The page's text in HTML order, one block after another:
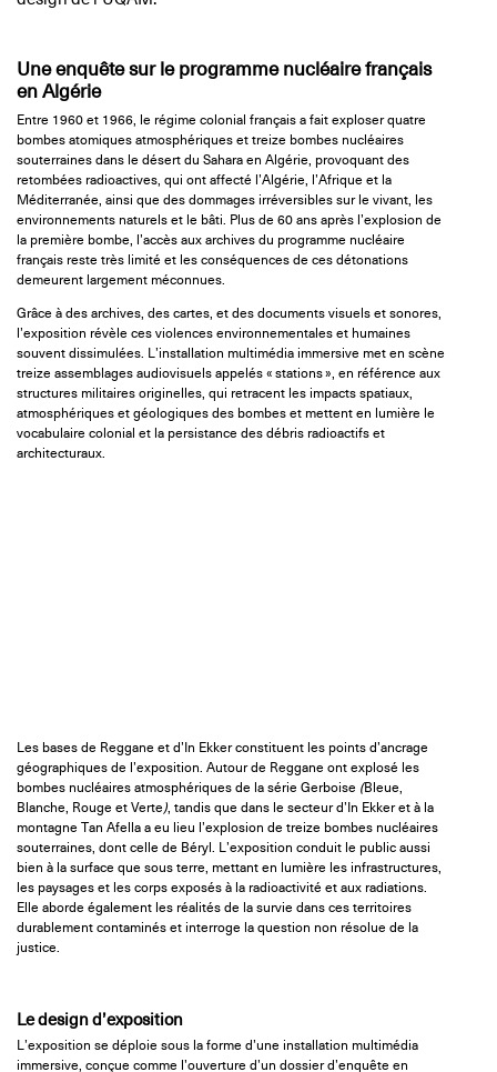
Une enquête sur le programme nucléaire français
en Algérie
Entre 1960 et 1966, le régime colonial français a fait exploser quatre
bombes atomiques atmosphériques et treize bombes nucléaires
souterraines dans le désert du Sahara en Algérie, provoquant des
retombées radioactives, qui ont affecté l’Algérie, l’Afrique et la
Méditerranée, ainsi que des dommages irréversibles sur le vivant, les
environnements naturels et le bâti. Plus de 60 ans après l’explosion de
la première bombe, l’accès aux archives du programme nucléaire
français reste très limité et les conséquences de ces détonations
demeurent largement méconnues.
Grâce à des archives, des cartes, et des documents visuels et sonores,
l’exposition révèle ces violences environnementales et humaines
souvent dissimulées. L’installation multimédia immersive met en scène
treize assemblages audiovisuels appelés « stations », en référence aux
structures militaires originelles, qui retracent les impacts spatiaux,
atmosphériques et géologiques des bombes et mettent en lumière le
vocabulaire colonial et la persistance des débris radioactifs et
architecturaux.
Les bases de Reggane et d’In Ekker constituent les points d’ancrage
géographiques de l’exposition. Autour de Reggane ont explosé les
bombes nucléaires atmosphériques de la série Gerboise (Bleue,
Blanche, Rouge et Verte), tandis que dans le secteur d’In Ekker et à la
montagne Tan Afella a eu lieu l’explosion de treize bombes nucléaires
souterraines, dont celle de Béryl. L’exposition conduit le public aussi
bien à la surface que sous terre, mettant en lumière les infrastructures,
les paysages et les corps exposés à la radioactivité et aux radiations.
Elle aborde également les réalités de la survie dans ces territoires
durablement contaminés et interroge la question non résolue de la
justice.
Le design d’exposition
L’exposition se déploie sous la forme d’une installation multimédia
immersive, conçue comme l’ouverture d’un dossier d’enquête en